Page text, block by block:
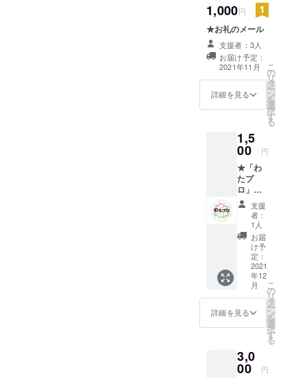
1,000円
★お礼のメール
支援者：3人
お届け予定：
2021年11月
詳細を見る
こ
の
リ
タ
ー
ン
を
選
択
す
る
1,5
00 円
★「わ
たプ
ロ」ロ
ゴス
テッ
カー
（サイ
ズ：
80mm×
80mm
） ★お
礼状
支援
者：
1人
お届
け予
定：
2021
年12
月
詳細を見る
こ
の
リ
タ
ー
ン
を
選
択
す
る
3,0
00 円